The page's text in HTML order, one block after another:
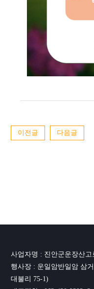
이전글
다음글
사업자명 : 진안군운장산고
행사장 : 운일암반일암 삼
대불리 75-1)